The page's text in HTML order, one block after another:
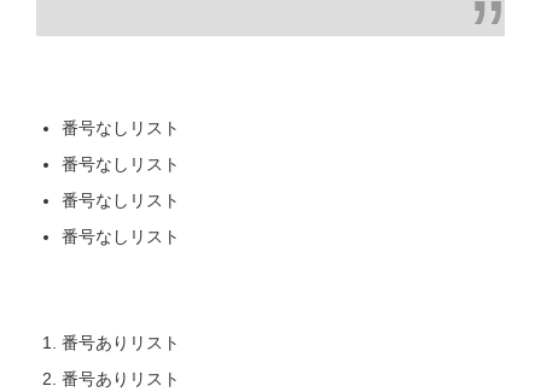
番号なしリスト
番号なしリスト
番号なしリスト
番号なしリスト
番号ありリスト
番号ありリスト